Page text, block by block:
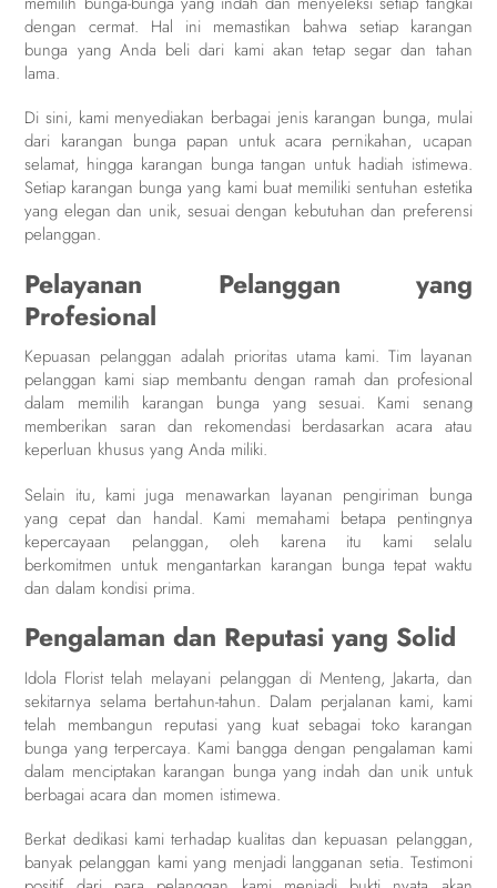
dengan cermat. Hal ini memastikan bahwa setiap karangan
bunga yang Anda beli dari kami akan tetap segar dan tahan
lama.
Di sini, kami menyediakan berbagai jenis karangan bunga, mulai
dari karangan bunga papan untuk acara pernikahan, ucapan
selamat, hingga karangan bunga tangan untuk hadiah istimewa.
Setiap karangan bunga yang kami buat memiliki sentuhan estetika
yang elegan dan unik, sesuai dengan kebutuhan dan preferensi
pelanggan.
Pelayanan Pelanggan yang
Profesional
Kepuasan pelanggan adalah prioritas utama kami. Tim layanan
pelanggan kami siap membantu dengan ramah dan profesional
dalam memilih karangan bunga yang sesuai. Kami senang
memberikan saran dan rekomendasi berdasarkan acara atau
keperluan khusus yang Anda miliki.
Selain itu, kami juga menawarkan layanan pengiriman bunga
yang cepat dan handal. Kami memahami betapa pentingnya
kepercayaan pelanggan, oleh karena itu kami selalu
berkomitmen untuk mengantarkan karangan bunga tepat waktu
dan dalam kondisi prima.
Pengalaman dan Reputasi yang Solid
Idola Florist telah melayani pelanggan di Menteng, Jakarta, dan
sekitarnya selama bertahun-tahun. Dalam perjalanan kami, kami
telah membangun reputasi yang kuat sebagai toko karangan
bunga yang terpercaya. Kami bangga dengan pengalaman kami
dalam menciptakan karangan bunga yang indah dan unik untuk
berbagai acara dan momen istimewa.
Berkat dedikasi kami terhadap kualitas dan kepuasan pelanggan,
banyak pelanggan kami yang menjadi langganan setia. Testimoni